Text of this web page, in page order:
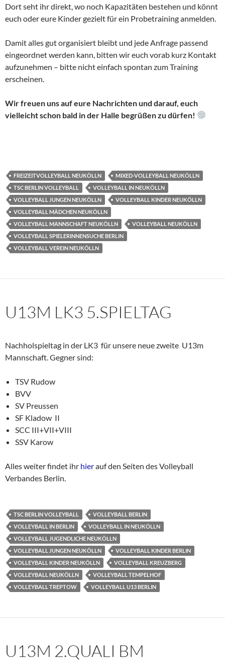
Dort seht ihr direkt, wo noch Kapazitäten bestehen und könnt
euch oder eure Kinder gezielt für ein Probetraining anmelden.
Damit alles gut organisiert bleibt und jede Anfrage passend
eingeordnet werden kann, bitten wir euch vorab kurz Kontakt
aufzunehmen – bitte nicht einfach spontan zum Training
erscheinen.
Wir freuen uns auf eure Nachrichten und darauf, euch
vielleicht schon bald in der Halle begrüßen zu dürfen!
FREIZEITVOLLEYBALL NEUKÖLLN
MIXED-VOLLEYBALL NEUKÖLLN
TSC BERLIN VOLLEYBALL
VOLLEYBALL IN NEUKÖLLN
VOLLEYBALL JUNGEN NEUKÖLLN
VOLLEYBALL KINDER NEUKÖLLN
VOLLEYBALL MÄDCHEN NEUKÖLLN
VOLLEYBALL MANNSCHAFT NEUKÖLLN
VOLLEYBALL NEUKÖLLN
VOLLEYBALL SPIELERINNENSUCHE BERLIN
VOLLEYBALL VEREIN NEUKÖLLN
U13M LK3 5.SPIELTAG
Nachholspieltag in der LK3 für unsere neue zweite U13m
Mannschaft. Gegner sind:
TSV Rudow
BVV
SV Preussen
SF Kladow II
SCC III+VII+VIII
SSV Karow
Alles weiter findet ihr hierauf den Seiten des Volleyball
Verbandes Berlin.
TSC BERLIN VOLLEYBALL
VOLLEYBALL BERLIN
VOLLEYBALL IN BERLIN
VOLLEYBALL IN NEUKÖLLN
VOLLEYBALL JUGENDLICHE NEUKÖLLN
VOLLEYBALL JUNGEN NEUKÖLLN
VOLLEYBALL KINDER BERLIN
VOLLEYBALL KINDER NEUKÖLLN
VOLLEYBALL KREUZBERG
VOLLEYBALL NEUKÖLLN
VOLLEYBALL TEMPELHOF
VOLLEYBALL TREPTOW
VOLLEYBALL U13 BERLIN
U13M 2.QUALI BM